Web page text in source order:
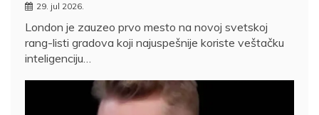
29. jul 2026.
London je zauzeo prvo mesto na novoj svetskoj
rang-listi gradova koji najuspešnije koriste veštačku
inteligenciju…